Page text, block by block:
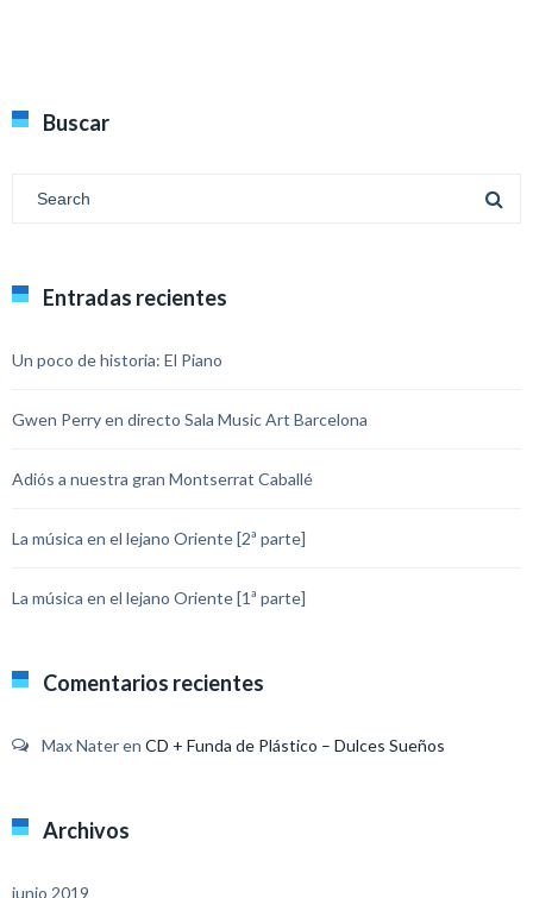
Buscar
Entradas recientes
Un poco de historia: El Piano
Gwen Perry en directo Sala Music Art Barcelona
Adiós a nuestra gran Montserrat Caballé
La música en el lejano Oriente [2ª parte]
La música en el lejano Oriente [1ª parte]
Comentarios recientes
Max Nateren CD + Funda de Plástico – Dulces Sueños
Archivos
junio 2019